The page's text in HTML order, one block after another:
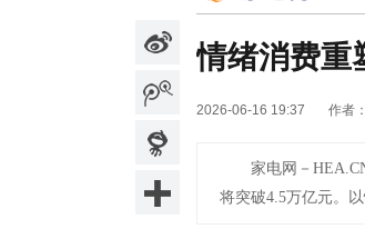
情绪消费重
2026-06-16 19:37 作者：
家电网－
将突破4.5万亿元。